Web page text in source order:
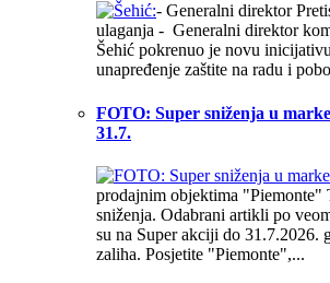
- Generalni direktor
ulaganja - Generalni direktor
Šehić pokrenuo je novu
unapređenje zaštite na radu i
FOTO: Super sniženja u
31.7.
prodajnim objektima "Piemonte"
sniženja. Odabrani artikli po
su na Super akciji do 31.7.2026.
zaliha. Posjetite "Piemonte",...